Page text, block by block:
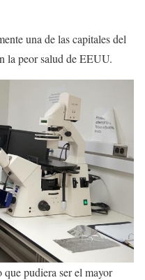
una de las capitales del
la peor salud de EEUU.
pudiera ser el mayor